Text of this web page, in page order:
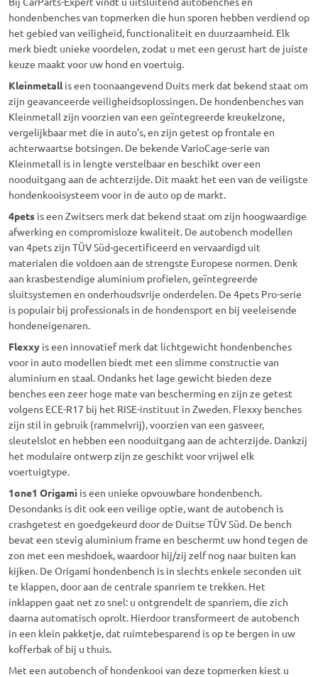
hondenbenches van topmerken die hun sporen hebben verdiend op
het gebied van veiligheid, functionaliteit en duurzaamheid. Elk
merk biedt unieke voordelen, zodat u met een gerust hart de juiste
keuze maakt voor uw hond en voertuig.
Kleinmetallis een toonaangevend Duits merk dat bekend staat om
zijn geavanceerde veiligheidsoplossingen. De hondenbenches van
Kleinmetall zijn voorzien van een geïntegreerde kreukelzone,
vergelijkbaar met die in auto’s, en zijn getest op frontale en
achterwaartse botsingen. De bekende VarioCage-serie van
Kleinmetall is in lengte verstelbaar en beschikt over een
nooduitgang aan de achterzijde. Dit maakt het een van de veiligste
hondenkooisysteem voor in de auto op de markt.
4pets is een Zwitsers merk dat bekend staat om zijn hoogwaardige
afwerking en compromisloze kwaliteit. De autobench modellen
van 4pets zijn TÜV Süd-gecertificeerd en vervaardigd uit
materialen die voldoen aan de strengste Europese normen. Denk
aan krasbestendige aluminium profielen, geïntegreerde
sluitsystemen en onderhoudsvrije onderdelen. De 4pets Pro-serie
is populair bij professionals in de hondensport en bij veeleisende
hondeneigenaren.
Flexxy is een innovatief merk dat lichtgewicht hondenbenches
voor in auto modellen biedt met een slimme constructie van
aluminium en staal. Ondanks het lage gewicht bieden deze
benches een zeer hoge mate van bescherming en zijn ze getest
volgens ECE-R17 bij het RISE-instituut in Zweden. Flexxy benches
zijn stil in gebruik (rammelvrij), voorzien van een gasveer,
sleutelslot en hebben een nooduitgang aan de achterzijde. Dankzij
het modulaire ontwerp zijn ze geschikt voor vrijwel elk
voertuigtype.
1one1 Origami is een unieke opvouwbare hondenbench.
Desondanks is dit ook een veilige optie, want de autobench is
crashgetest en goedgekeurd door de Duitse TÜV Süd. De bench
bevat een stevig aluminium frame en beschermt uw hond tegen de
zon met een meshdoek, waardoor hij/zij zelf nog naar buiten kan
kijken. De Origami hondenbench is in slechts enkele seconden uit
te klappen, door aan de centrale spanriem te trekken. Het
inklappen gaat net zo snel: u ontgrendelt de spanriem, die zich
daarna automatisch oprolt. Hierdoor transformeert de autobench
in een klein pakketje, dat ruimtebesparend is op te bergen in uw
kofferbak of bij u thuis.
Met een autobench of hondenkooi van deze topmerken kiest u